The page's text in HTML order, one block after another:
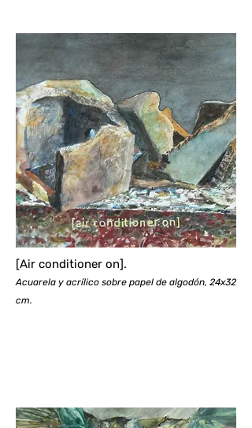
[Air conditioner on].
Acuarela y acrílico sobre papel de algodón, 24x32
cm.